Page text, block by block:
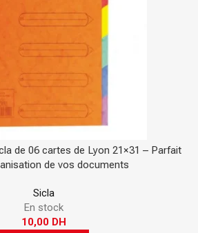
de 06 cartes de Lyon 21×31 – Parfait
de vos documents
Sicla
En stock
10,00 DH